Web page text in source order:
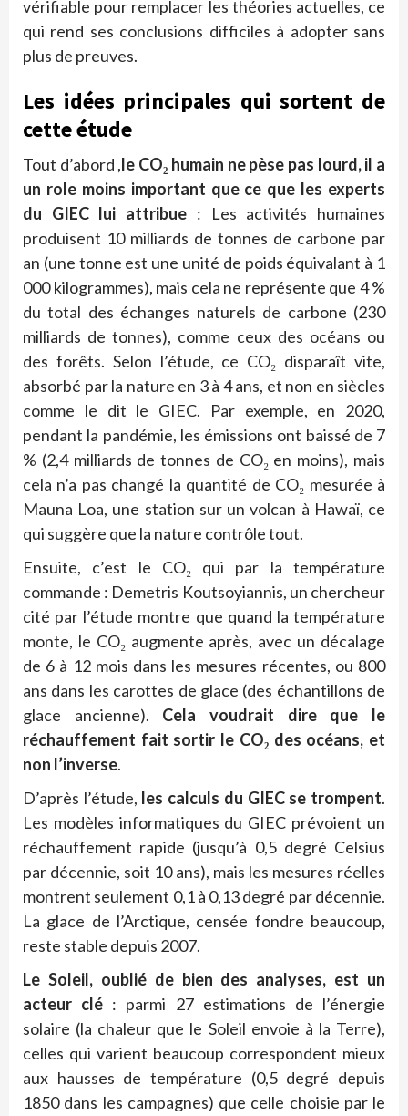
vérifiable pour remplacer les théories actuelles, ce
qui rend ses conclusions difficiles à adopter sans
plus de preuves.
Les idées principales qui sortent de
cette étude
Tout d’abord ,le CO₂ humain ne pèse pas lourd, il a
un role moins important que ce que les experts
du GIEC lui attribue : Les activités humaines
produisent 10 milliards de tonnes de carbone par
an (une tonne est une unité de poids équivalant à 1
000 kilogrammes), mais cela ne représente que 4 %
du total des échanges naturels de carbone (230
milliards de tonnes), comme ceux des océans ou
des forêts. Selon l’étude, ce CO₂ disparaît vite,
absorbé par la nature en 3 à 4 ans, et non en siècles
comme le dit le GIEC. Par exemple, en 2020,
pendant la pandémie, les émissions ont baissé de 7
% (2,4 milliards de tonnes de CO₂ en moins), mais
cela n’a pas changé la quantité de CO₂ mesurée à
Mauna Loa, une station sur un volcan à Hawaï, ce
qui suggère que la nature contrôle tout.
Ensuite, c’est le CO₂ qui par la température
commande : Demetris Koutsoyiannis, un chercheur
cité par l’étude montre que quand la température
monte, le CO₂ augmente après, avec un décalage
de 6 à 12 mois dans les mesures récentes, ou 800
ans dans les carottes de glace (des échantillons de
glace ancienne). Cela voudrait dire que le
réchauffement fait sortir le CO₂ des océans, et
non l’inverse.
D’après l’étude, les calculs du GIEC se trompent.
Les modèles informatiques du GIEC prévoient un
réchauffement rapide (jusqu’à 0,5 degré Celsius
par décennie, soit 10 ans), mais les mesures réelles
montrent seulement 0,1 à 0,13 degré par décennie.
La glace de l’Arctique, censée fondre beaucoup,
reste stable depuis 2007.
Le Soleil, oublié de bien des analyses, est un
acteur clé : parmi 27 estimations de l’énergie
solaire (la chaleur que le Soleil envoie à la Terre),
celles qui varient beaucoup correspondent mieux
aux hausses de température (0,5 degré depuis
1850 dans les campagnes) que celle choisie par le